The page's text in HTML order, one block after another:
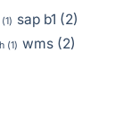
(1) sap b1 (2)
(1) wms (2)